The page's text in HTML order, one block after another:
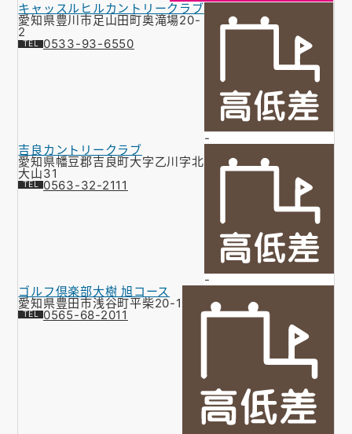
キャッスルヒルカントリークラブ
愛知県豊川市足山田町奥滝場20-
2
0533-93-6550
-
吉良カントリークラブ
愛知県幡豆郡吉良町大字乙川字北
大山31
0563-32-2111
-
ゴルフ倶楽部大樹 旭コース
愛知県豊田市浅谷町平柴20-1
0565-68-2011